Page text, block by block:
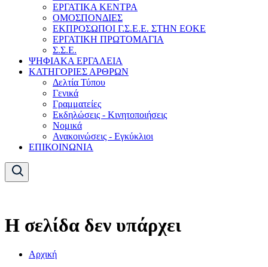
ΕΡΓΑΤΙΚΑ ΚΕΝΤΡΑ
ΟΜΟΣΠΟΝΔΙΕΣ
ΕΚΠΡΟΣΩΠΟΙ Γ.Σ.Ε.Ε. ΣΤΗΝ ΕΟΚΕ
ΕΡΓΑΤΙΚΗ ΠΡΩΤΟΜΑΓΙΑ
Σ.Σ.Ε.
ΨΗΦΙΑΚΑ ΕΡΓΑΛΕΙΑ
ΚΑΤΗΓΟΡΙΕΣ ΑΡΘΡΩΝ
Δελτία Τύπου
Γενικά
Γραμματείες
Εκδηλώσεις - Κινητοποιήσεις
Νομικά
Ανακοινώσεις - Εγκύκλιοι
ΕΠΙΚΟΙΝΩΝΙΑ
Η σελίδα δεν υπάρχει
Αρχική